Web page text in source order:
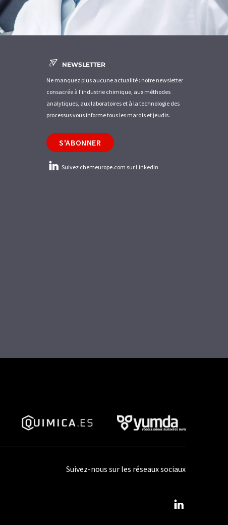
NEWSLETTER
Ne manquez plus aucune actualité : notre newsletter
consacrée à l'industrie chimique, aux méthodes
analytiques, aux laboratoires et à la technologie des
processus vous informe tous les mardis et jeudis.
S'ABONNER
Suivez chemeurope.com sur LinkedIn
Suivez-nous sur les réseaux sociaux